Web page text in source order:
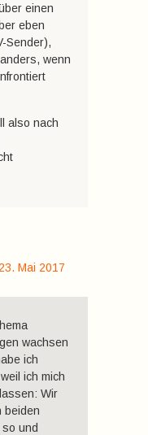
einen
eben
Sender),
wenn
also nach
23. Mai 2017
wachsen
ich
ich mich
Wir
beiden
und